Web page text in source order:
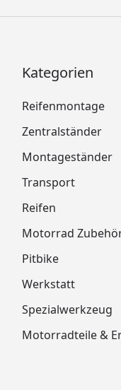
Kategorien
Reifenmontage
Zentralständer
Montageständer
Transport
Reifen
Motorrad
Pitbike
Werkstatt
Spezialwerkzeug
Motorradteile &